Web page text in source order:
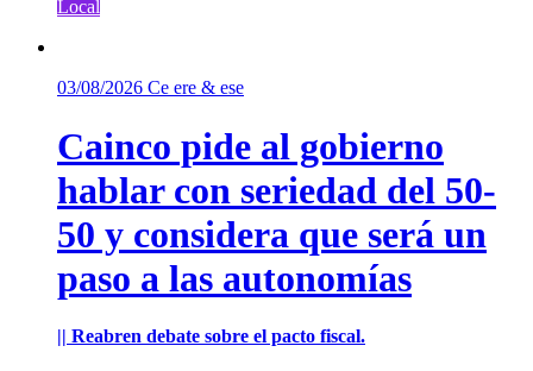
Local
03/08/2026 Ce ere & ese
Cainco pide al gobierno
hablar con seriedad del 50-
50 y considera que será un
paso a las autonomías
|| Reabren debate sobre el pacto fiscal.